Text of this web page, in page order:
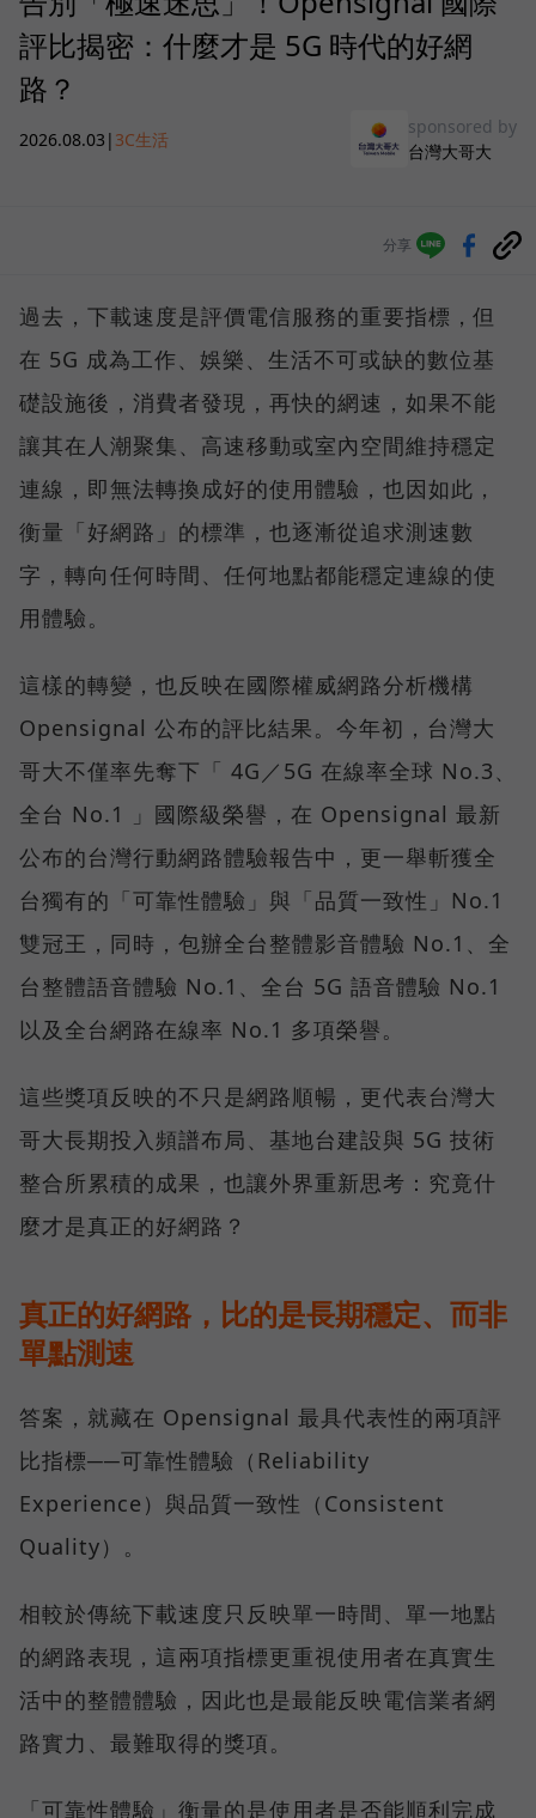
評比揭密：什麼才是 5G 時代的好網
路？
2026.08.03 | 3C生活
sponsored by
台灣大哥大
分享
過去，下載速度是評價電信服務的重要指標，但
在 5G 成為工作、娛樂、生活不可或缺的數位基
礎設施後，消費者發現，再快的網速，如果不能
讓其在人潮聚集、高速移動或室內空間維持穩定
連線，即無法轉換成好的使用體驗，也因如此，
衡量「好網路」的標準，也逐漸從追求測速數
字，轉向任何時間、任何地點都能穩定連線的使
用體驗。
這樣的轉變，也反映在國際權威網路分析機構
Opensignal 公布的評比結果。今年初，台灣大
哥大不僅率先奪下「 4G／5G 在線率全球 No.3、
全台 No.1 」國際級榮譽，在 Opensignal 最新
公布的台灣行動網路體驗報告中，更一舉斬獲全
台獨有的「可靠性體驗」與「品質一致性」No.1
雙冠王，同時，包辦全台整體影音體驗 No.1、全
台整體語音體驗 No.1、全台 5G 語音體驗 No.1
以及全台網路在線率 No.1 多項榮譽。
這些獎項反映的不只是網路順暢，更代表台灣大
哥大長期投入頻譜布局、基地台建設與 5G 技術
整合所累積的成果，也讓外界重新思考：究竟什
麼才是真正的好網路？
真正的好網路，比的是長期穩定、而非
單點測速
答案，就藏在 Opensignal 最具代表性的兩項評
比指標──可靠性體驗（Reliability
Experience）與品質一致性（Consistent
Quality）。
相較於傳統下載速度只反映單一時間、單一地點
的網路表現，這兩項指標更重視使用者在真實生
活中的整體體驗，因此也是最能反映電信業者網
路實力、最難取得的獎項。
「可靠性體驗」衡量的是使用者是否能順利完成